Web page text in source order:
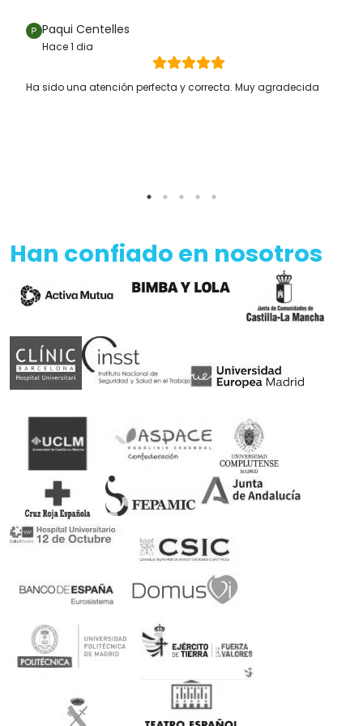
Somos patrocinadores de deporte adaptado
Rubén Castilla, Oscar Egéa y Victor Carretón son
nuestros embajadores
Ortopedia concertada con el Servicio Andaluz de
Salud
Podrás canjear tu receta en nuestra ortopedia
100% Pago seguro
Encriptación SSL de último nivel con múltiples
formas de pago
Devolución en 14 días sin compromiso
Plazo de 14 días para hacer una devolución de tu
compra